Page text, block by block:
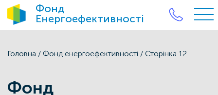
Фонд
Енергоефективності
Головна / Фонд енергоефективності / Сторінка 12
Фонд